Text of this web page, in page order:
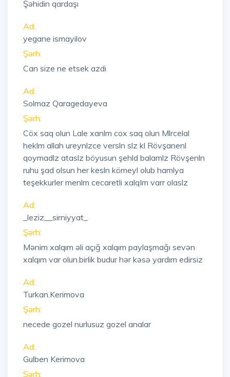
Şəhidin qardaşı
Ad:
yegane ismayilov
Şərh:
Can size ne etsek azdi
Ad:
Solmaz Qaragedayeva
Şərh:
Cöx saq olun Lale xanlm cox saq olun Mlrcelal
heklm allah ureynlzce versln slz kl Rövşanenl
qoymadlz ataslz böyusun şehld balamlz Rövşenln
ruhu şad olsun her kesln kömeyl olub hamlya
teşekkurler menlm cecaretli xalqlm varr olaslz
Ad:
_leziz__sirniyyat_
Şərh:
Mənim xalqım əli açığ xalqım paylaşmağı sevən
xalqım var olun.birlik budur hər kəsə yardım edirsiz
Ad:
Turkan.Kerimova
Şərh:
necede gozel nurlusuz gozel analar
Ad:
Gulben Kerimova
Şərh: